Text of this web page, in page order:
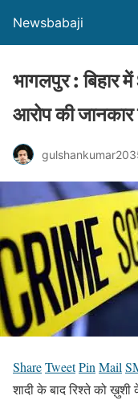
Newsbabaji
भागलपुर : बिहार
आरोप की
ShareTweetPin Mail
शादी के बाद रिश्ते को